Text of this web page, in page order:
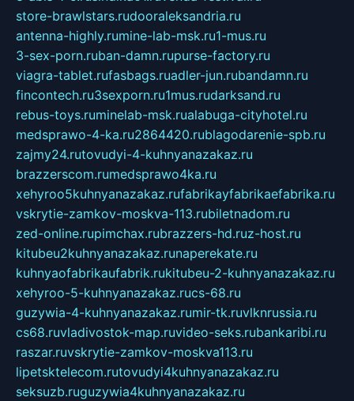
store-brawlstars.rudooraleksandria.ru
antenna-highly.rumine-lab-msk.ru1-mus.ru
3-sex-porn.ruban-damn.rupurse-factory.ru
viagra-tablet.rufasbags.ruadler-jun.rubandamn.ru
fincontech.ru3sexporn.ru1mus.rudarksand.ru
rebus-toys.ruminelab-msk.rualabuga-cityhotel.ru
medsprawo-4-ka.ru2864420.rublagodarenie-spb.ru
zajmy24.rutovudyi-4-kuhnyanazakaz.ru
brazzerscom.rumedsprawo4ka.ru
xehyroo5kuhnyanazakaz.rufabrikayfabrikaefabrika.ru
vskrytie-zamkov-moskva-113.rubiletnadom.ru
zed-online.rupimchax.rubrazzers-hd.ruz-host.ru
kitubeu2kuhnyanazakaz.runaperekate.ru
kuhnyaofabrikaufabrik.rukitubeu-2-kuhnyanazakaz.ru
xehyroo-5-kuhnyanazakaz.rucs-68.ru
guzywia-4-kuhnyanazakaz.rumir-tk.ruvlknrussia.ru
cs68.ruvladivostok-map.ruvideo-seks.rubankaribi.ru
raszar.ruvskrytie-zamkov-moskva113.ru
lipetsktelecom.rutovudyi4kuhnyanazakaz.ru
seksuzb.ruguzywia4kuhnyanazakaz.ru